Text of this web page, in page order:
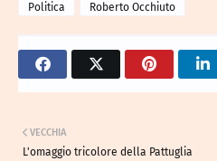
Politica
Roberto Occhiuto
VECCHIA
L'omaggio tricolore della Pattuglia